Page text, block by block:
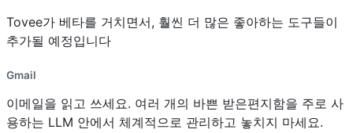
Tovee가 베타를 거치면서, 훨씬 더 많은 좋아하는 도구들이
추가될 예정입니다
Gmail
이메일을 읽고 쓰세요. 여러 개의 바쁜 받은편지함을 주로 사
용하는 LLM 안에서 체계적으로 관리하고 놓치지 마세요.